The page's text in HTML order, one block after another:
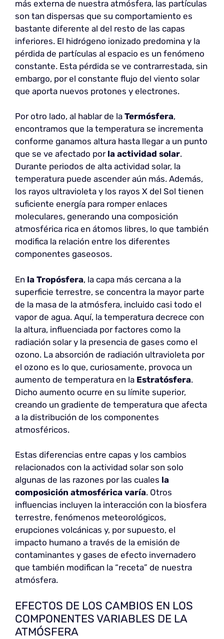
más externa de nuestra atmósfera, las partículas
son tan dispersas que su comportamiento es
bastante diferente al del resto de las capas
inferiores. El hidrógeno ionizado predomina y la
pérdida de partículas al espacio es un fenómeno
constante. Esta pérdida se ve contrarrestada, sin
embargo, por el constante flujo del viento solar
que aporta nuevos protones y electrones.
Por otro lado, al hablar de la Termósfera,
encontramos que la temperatura se incrementa
conforme ganamos altura hasta llegar a un punto
que se ve afectado por la actividad solar.
Durante periodos de alta actividad solar, la
temperatura puede ascender aún más. Además,
los rayos ultravioleta y los rayos X del Sol tienen
suficiente energía para romper enlaces
moleculares, generando una composición
atmosférica rica en átomos libres, lo que también
modifica la relación entre los diferentes
componentes gaseosos.
En la Tropósfera, la capa más cercana a la
superficie terrestre, se concentra la mayor parte
de la masa de la atmósfera, incluido casi todo el
vapor de agua. Aquí, la temperatura decrece con
la altura, influenciada por factores como la
radiación solar y la presencia de gases como el
ozono. La absorción de radiación ultravioleta por
el ozono es lo que, curiosamente, provoca un
aumento de temperatura en la Estratósfera.
Dicho aumento ocurre en su límite superior,
creando un gradiente de temperatura que afecta
a la distribución de los componentes
atmosféricos.
Estas diferencias entre capas y los cambios
relacionados con la actividad solar son solo
algunas de las razones por las cuales la
composición atmosférica varía. Otros
influencias incluyen la interacción con la biosfera
terrestre, fenómenos meteorológicos,
erupciones volcánicas y, por supuesto, el
impacto humano a través de la emisión de
contaminantes y gases de efecto invernadero
que también modifican la “receta” de nuestra
atmósfera.
EFECTOS DE LOS CAMBIOS EN LOS
COMPONENTES VARIABLES DE LA
ATMÓSFERA